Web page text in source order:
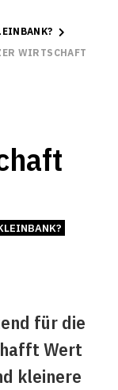
WIRTSCHAFT
für die
Wert
kleinere